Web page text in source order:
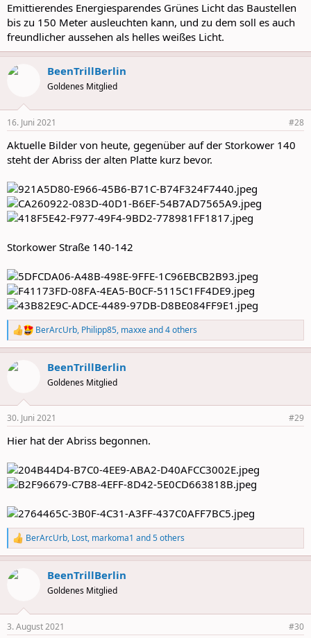
Emittierendes Energiesparendes Grünes Licht das Baustellen
bis zu 150 Meter ausleuchten kann, und zu dem soll es auch
freundlicher aussehen als helles weißes Licht.
BeenTrillBerlin
Goldenes Mitglied
16. Juni 2021 #28
Aktuelle Bilder von heute, gegenüber auf der Storkower 140
steht der Abriss der alten Platte kurz bevor.
Storkower Straße 140-142
R
e
a
c
s
BerArcUrb, Philipp85, maxxeand 4 others
BeenTrillBerlin
Goldenes Mitglied
30. Juni 2021 #29
Hier hat der Abriss begonnen.
R
e
a
c
s
BerArcUrb, Lost, markoma1 and 5 others
BeenTrillBerlin
Goldenes Mitglied
3. August 2021 #30